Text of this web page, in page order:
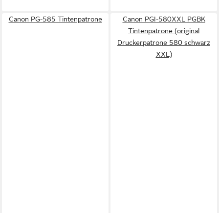
Canon PG-585 Tintenpatrone
Canon PGI-580XXL PGBK
Tintenpatrone (original
Druckerpatrone 580 schwarz
XXL)